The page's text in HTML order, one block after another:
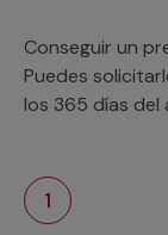
Conseguir un
Puedes
los 365 días del
1